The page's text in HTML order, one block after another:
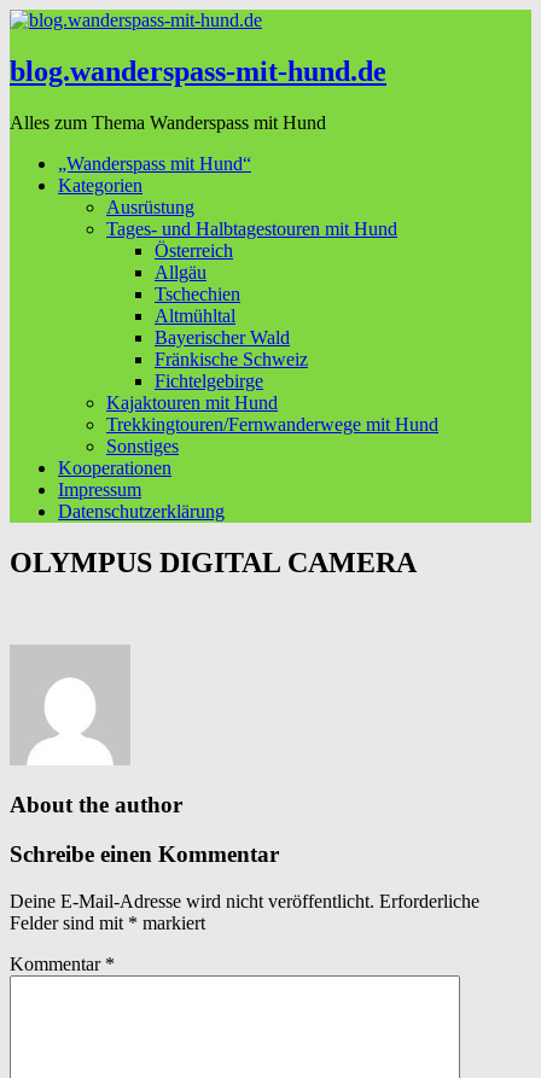
blog.wanderspass-mit-hund.de
Alles zum Thema Wanderspass mit Hund
„Wanderspass mit Hund“
Kategorien
Ausrüstung
Tages- und Halbtagestouren mit Hund
Österreich
Allgäu
Tschechien
Altmühltal
Bayerischer Wald
Fränkische Schweiz
Fichtelgebirge
Kajaktouren mit Hund
Trekkingtouren/Fernwanderwege mit Hund
Sonstiges
Kooperationen
Impressum
Datenschutzerklärung
OLYMPUS DIGITAL CAMERA
About the author
Schreibe einen Kommentar
Deine E-Mail-Adresse wird nicht veröffentlicht. Erforderliche
Felder sind mit * markiert
Kommentar *